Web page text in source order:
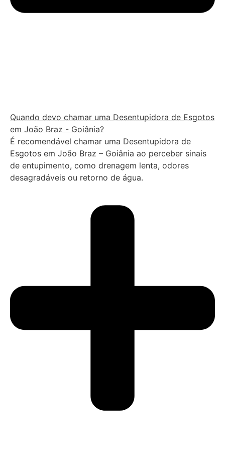
Quando devo chamar uma Desentupidora de Esgotos
em João Braz - Goiânia?
É recomendável chamar uma Desentupidora de
Esgotos em João Braz – Goiânia ao perceber sinais
de entupimento, como drenagem lenta, odores
desagradáveis ou retorno de água.